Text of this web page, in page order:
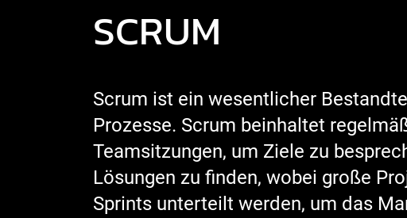
SCRUM
Scrum ist ein wesentlicher
Prozesse. Scrum beinhaltet
Teamsitzungen, um Ziele zu
Lösungen zu finden, wobei große
Sprints unterteilt werden, um das